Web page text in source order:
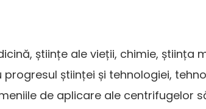
științe ale vieții, chimie, știința
științei și tehnologiei,
de aplicare ale centrifugelor